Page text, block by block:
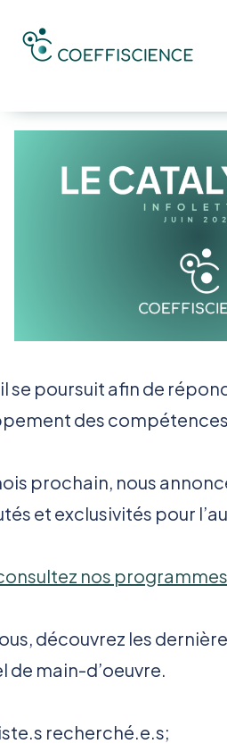
Le Catalyseur
se poursuit afin de
des
prochain, nous
et exclusivités pour
nos
découvrez les
de main-d’oeuvre.
recherché.e.s;